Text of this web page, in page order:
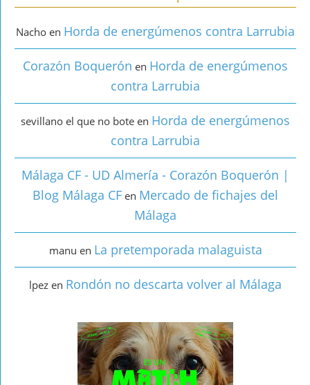
Nacho en Horda de energúmenos contra Larrubia
Corazón Boquerón en Horda de energúmenos
contra Larrubia
sevillano el que no bote en Horda de energúmenos
contra Larrubia
Málaga CF - UD Almería - Corazón Boquerón |
Blog Málaga CF en Mercado de fichajes del
Málaga
manu en La pretemporada malaguista
lpez en Rondón no descarta volver al Málaga